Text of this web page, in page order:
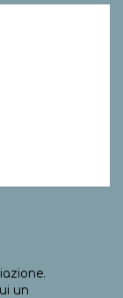
un